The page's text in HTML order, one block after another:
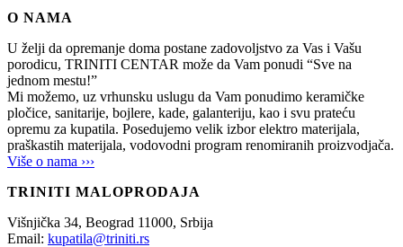
O NAMA
U želji da opremanje doma postane zadovoljstvo za Vas i Vašu
porodicu, TRINITI CENTAR može da Vam ponudi “Sve na
jednom mestu!”
Mi možemo, uz vrhunsku uslugu da Vam ponudimo keramičke
pločice, sanitarije, bojlere, kade, galanteriju, kao i svu prateću
opremu za kupatila. Posedujemo velik izbor elektro materijala,
praškastih materijala, vodovodni program renomiranih proizvodjača.
Više o nama ›››
TRINITI MALOPRODAJA
Višnjička 34, Beograd 11000, Srbija
Email: kupatila@triniti.rs